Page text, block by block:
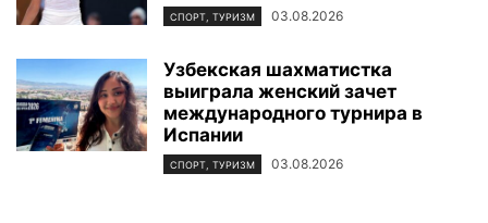
СПОРТ, ТУРИЗМ 03.08.2026
Узбекская шахматистка
выиграла женский зачет
международного турнира в
Испании
СПОРТ, ТУРИЗМ 03.08.2026